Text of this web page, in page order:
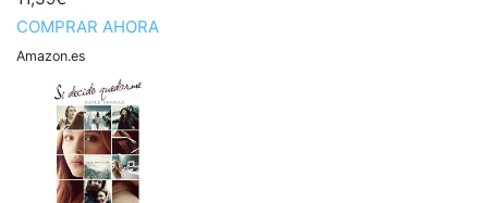
COMPRAR AHORA
Amazon.es